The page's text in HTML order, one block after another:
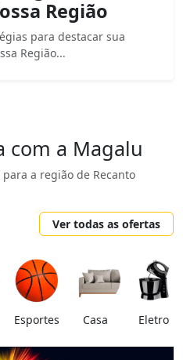
Região
para destacar sua
Região...
com a Magalu
a região de Recanto
Ver todas as ofertas
Esportes Casa Eletro